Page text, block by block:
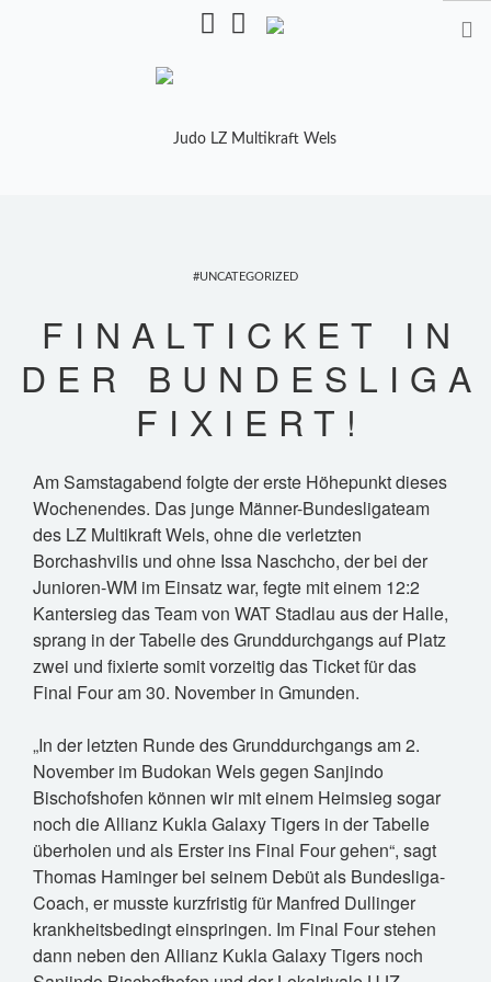
TRAININGSZEITEN
KALENDER
SHOP
TABELLE
GESCHICHTE
FUNKTIONÄRE
SPONSOREN
ANFÄNGERKURS 2026
UNCATEGORIZED
FINALTICKET IN
DER BUNDESLIGA
FIXIERT!
Am Samstagabend folgte der erste Höhepunkt dieses
Wochenendes. Das junge Männer-Bundesligateam
des LZ Multikraft Wels, ohne die verletzten
Borchashvilis und ohne Issa Naschcho, der bei der
Junioren-WM im Einsatz war, fegte mit einem 12:2
Kantersieg das Team von WAT Stadlau aus der Halle,
sprang in der Tabelle des Grunddurchgangs auf Platz
zwei und fixierte somit vorzeitig das Ticket für das
Final Four am 30. November in Gmunden.
„In der letzten Runde des Grunddurchgangs am 2.
November im Budokan Wels gegen Sanjindo
Bischofshofen können wir mit einem Heimsieg sogar
noch die Allianz Kukla Galaxy Tigers in der Tabelle
überholen und als Erster ins Final Four gehen“, sagt
Thomas Haminger bei seinem Debüt als Bundesliga-
Coach, er musste kurzfristig für Manfred Dullinger
krankheitsbedingt einspringen. Im Final Four stehen
dann neben den Allianz Kukla Galaxy Tigers noch